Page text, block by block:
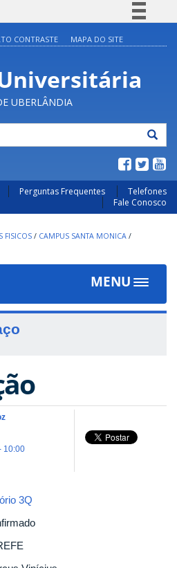
Participe
Acesso à informação
CONTRASTE MAPA DO SITE
UBERLÂNDIA
Perguntas Frequentes
Telefones
Fale Conosco
FISICOS / CAMPUS SANTA MONICA /
MENU
Toggle
10:00
3Q